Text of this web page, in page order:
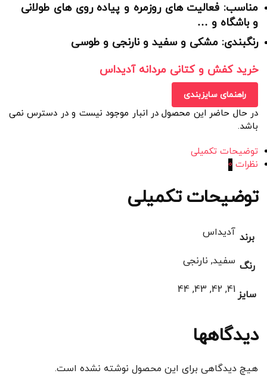
مناسب: فعالیت های روزمره و پیاده روی های طولانی
و باشگاه و …
رنگبندی: مشکی و سفید و نارنجی و طوسی
خرید کفش و کتانی مردانه آدیداس
راهنمای سایزبندی
در حال حاضر این محصول در انبار موجود نیست و در دسترس نمی
باشد.
توضیحات تکمیلی
نظرات 0
توضیحات تکمیلی
برند آدیداس
رنگ سفید, نارنجی
سایز 41, 42, 43, 44
دیدگاهها
هیچ دیدگاهی برای این محصول نوشته نشده است.